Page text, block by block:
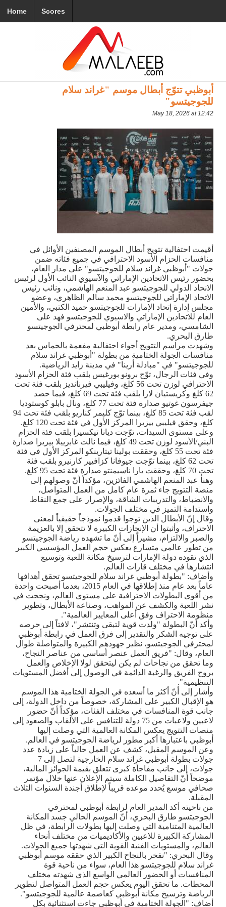
Home Scores
أبوظبي تتوّج أبطال موسم "غراند سلام
للجوجيتسو"
May 18, 2026 at 12:42
أقيمت احتفالية تتويج أبطال الموسم المصنفين الأوائل في
منافسات الحزام الأسود الاحترافي في جميع فئاته ضمن
جولات "أبوظبي غراند سلام للجوجيتسو" على مدار العام،
بحضور رئيس الاتحادين الإماراتي والآسيوي النائب الأول لرئيس
الانحاد الدولي للجوجيتسو عبد المنعم الهاشمي، ونائب رئيس
الاتحاد الإماراتي للجوجيتسو محمد سالم الظاهري، وعضو
مجلس إدارة إتحاد الإمارات للجوجيتسو حميد الكتبي، والأمين
العام للاتحادين الإماراتي والاسيوي للجوجيتسو فهد على
الشامسي، ومدير عام رابطة أبوظبي لمحترفي الجوجيتسو
طارق البحري.
وشهدت مراسم التتويج أجواء احتفالية مفعمة بالحماس بعد
منافسات الجولة الختامية من بطولة "أبوظبي غراند سلام
للجوجيتسو" في "مبادلة أرينا" في مدينة زايد الرياضية.
وفي فئات الرجال، توّج برونو بورغيس بلقب فئة الحزام الأسود
الاحترافي لوزن تحت 56 كلغ، وفيليبي فيرنانديز بلقب فئة تحت
62 كلغ وكريستيان لارا بلقب فئة تحت 69 كلغ، فيما حصد
جيفرسون غوتيو صدارة فئة تحت 77 كلغ، ونال بابلو كوستوديا
لقب فئة تحت 85 كلغ، بينما توّج كليمر كناريو بلقب فئة تحت 94
كلغ، وحقق فيليبي بيزيرا المركز الأول في فئة تحت 120 كلغ
.
وعلى مستوى السيدات، توّجت ديانا تيكسيرا بلقب فئة الحزام
البني/الأسود لوزن تحت 49 كلغ، فيما نالت غابرييلا بيريرا صدارة
فئة تحت 55 كلغ، وحققت بولينا تيتارينكو المركز الأول في فئة
تحت 62 كلغ، بينما توّجت جيوفانا كزافيير كارنيرو بلقب فئة
تحت 70 كلغ، وحققت يارا ناسيمنتو صدارة فئة تحت 95 كلغ
.
وهنأ عبد المنعم الهاشمي الفائزين، مؤكداً أنّ وصولهم إلى
منصة التتويج جاء ثمرة عام كامل من العمل المتواصل،
والانضباط، والتدريبات الشاقة، والإصرار على جمع النقاط
واستدامة التميز في مختلف الجولات.
وقال إنّ الأبطال الذين توجوا قدموا نموذجاً حقيقياً لمعنى
الاحتراف، وأثبتوا أن الإنجازات الكبيرة لا تتحقق إلا بالعزيمة
والصبر والالتزام، مشيراً إلى أنّ ما تشهده رياضة الجوجيتسو
من تطور عالمي متسارع يعكس حجم العمل المؤسسي الكبير
الذي تقوده دولة الإمارات لترسيخ مكانة اللعبة وتوسيع
انتشارها في مختلف قارات العالم.
وأضاف: "بطولة أبوظبي غراند سلام للجوجيتسو تحقق أهدافها
عاماً بعد عام منذ إطلاقها في العام 2015، بعدما أصبحت واحدة
من أقوى البطولات الاحترافية على مستوى العالم، ونجحت في
نشر اللعبة والكشف عن المواهب، وصناعة الأبطال، وتطوير
منظومة الاحتراف وفق أعلى المعايير العالمية".
وأكد أنّ البطولة "ولدت قوية لتبقى وتنتشر"، لافتاً إلى حرصه
على توجيه الشكر والتقدير إلى فرق العمل في رابطة أبوظبي
لمحترفي الجوجيتسو، نظير جهودهم الكبيرة والمتواصلة طوال
العام، وقال: "فريق العمل عنصر أساسي من عناصر النجاح،
وما تحقق من نجاحات لم يكن ليتحقق لولا الإخلاص والعمل
بروح الفريق والرغبة الدائمة في الوصول إلى أفضل المستويات
التنظيمية".
وأشار إلى أنّ أكثر ما أسعده في الجولة الختامية هذا الموسم
هو الإقبال الكبير على المشاركة، خصوصاً من داخل الدولة، إلى
جانب قوة المنافسات في مختلف الفئات، مؤكداً أنّ حضور
لاعبين ولاعبات من 75 دولة للتنافس على الألقاب والصعود إلى
منصات التتويج يعكس المكانة العالمية التي وصلت إليها
أبوظبي باعتبارها أكبر مطور لرياضة الجوجيتسو في العالم.
وعن الموسم المقبل، كشف عن العمل حالياً على زيادة عدد
جولات بطولة أبوظبي غراند سلام الخارجية لتصل إلى 7
جولات، إلى جانب مفاجأة كبرى تتعلق بقيمة الجوائز المالية،
موضحاً أنّ التفاصيل الكاملة سيتم الإعلان عنها خلال مؤتمر
صحافي موسع يُحدد موعده قريباً لإطلاق أجندة السنوات الثلاث
المقبلة.
من ناحيته أكد المدير العام لرابطة أبوظبي لمحترفي
الجوجيتسو طارق البحري، أنّ الموسم الحالي جسد المكانة
العالمية المتنامية التي وصلت إليها بطولات الرابطة، في ظل
المشاركة الكبيرة للاعبين والأكاديميات من مختلف أنحاء
العالم، والمستويات الفنية القوية التي شهدتها جميع الجولات.
وقال البحري: "نفخر بالنجاح الكبير الذي حققه موسم أبوظبي
غراند سلام للجوجيتسو هذا العام، سواء من ناحية قوة
المنافسات أو الحضور العالمي الواسع الذي شهدته مختلف
المحطات. ما تحقق اليوم يعكس حجم العمل المتواصل لتطوير
الرياضة وترسيخ مكانة أبوظبي كعاصمة عالمية للجوجيتسو".
أضاف: "الجولة الختامية في أبوظبي جاءت استثنائية بكل